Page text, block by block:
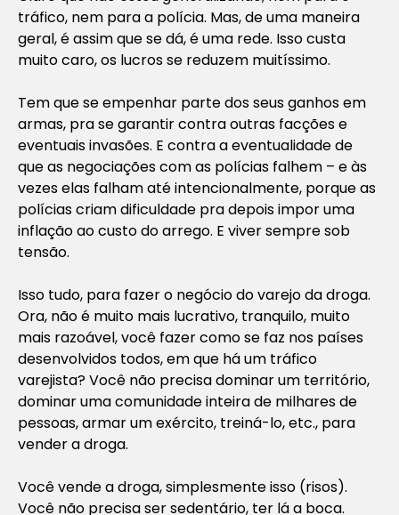
tráfico, nem para a polícia. Mas, de uma maneira
geral, é assim que se dá, é uma rede. Isso custa
muito caro, os lucros se reduzem muitíssimo.
Tem que se empenhar parte dos seus ganhos em
armas, pra se garantir contra outras facções e
eventuais invasões. E contra a eventualidade de
que as negociações com as polícias falhem – e às
vezes elas falham até intencionalmente, porque as
polícias criam dificuldade pra depois impor uma
inflação ao custo do arrego. E viver sempre sob
tensão.
Isso tudo, para fazer o negócio do varejo da droga.
Ora, não é muito mais lucrativo, tranquilo, muito
mais razoável, você fazer como se faz nos países
desenvolvidos todos, em que há um tráfico
varejista? Você não precisa dominar um território,
dominar uma comunidade inteira de milhares de
pessoas, armar um exército, treiná-lo, etc., para
vender a droga.
Você vende a droga, simplesmente isso (risos).
Você não precisa ser sedentário, ter lá a boca.